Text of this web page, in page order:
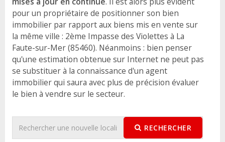
pour un propriétaire de positionner son bien
immobilier par rapport aux biens mis en vente sur
la même ville : 2ème Impasse des Violettes à La
Faute-sur-Mer (85460). Néanmoins : bien penser
qu'une estimation obtenue sur Internet ne peut pas
se substituer à la connaissance d'un agent
immobilier qui saura avec plus de précision évaluer
le bien à vendre sur le secteur.
RECHERCHER